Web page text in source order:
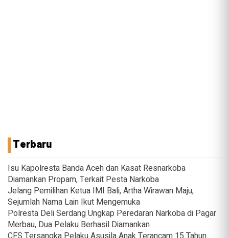
Terbaru
Isu Kapolresta Banda Aceh dan Kasat Resnarkoba
Diamankan Propam, Terkait Pesta Narkoba
Jelang Pemilihan Ketua IMI Bali, Artha Wirawan Maju,
Sejumlah Nama Lain Ikut Mengemuka
Polresta Deli Serdang Ungkap Peredaran Narkoba di Pagar
Merbau, Dua Pelaku Berhasil Diamankan